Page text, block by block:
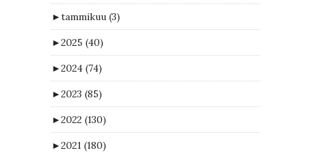
►tammikuu (3)
►2025 (40)
►2024 (74)
►2023 (85)
►2022 (130)
►2021 (180)